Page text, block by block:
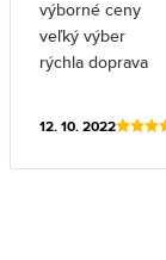
výborné ceny
veľký výber
rýchla doprava
12. 10. 2022